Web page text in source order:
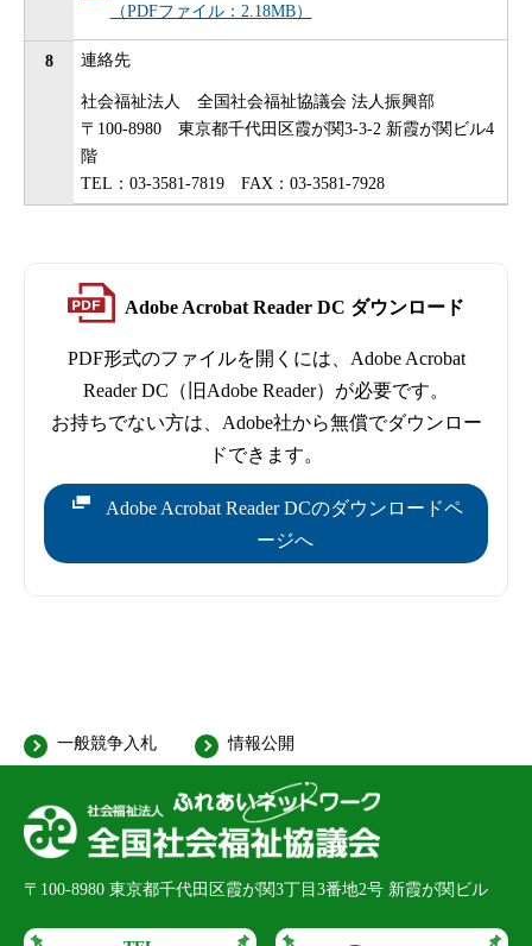
（PDFファイル：2.18MB）
8 連絡先
社会福祉法人 全国社会福祉協議会 法人振興部
〒100-8980 東京都千代田区霞が関3-3-2 新霞が関ビル4
階
TEL：03-3581-7819 FAX：03-3581-7928
Adobe Acrobat Reader DC ダウンロード
PDF形式のファイルを開くには、Adobe Acrobat
Reader DC（旧Adobe Reader）が必要です。
お持ちでない方は、Adobe社から無償でダウンロー
ドできます。
Adobe Acrobat Reader DCのダウンロードペ
ージへ
一般競争入札 情報公開
〒100-8980 東京都千代田区霞が関3丁目3番地2号 新霞が関ビル